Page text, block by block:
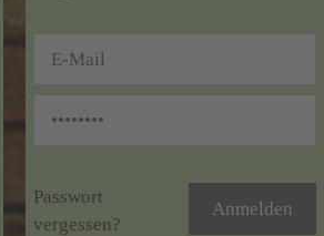
Passwort
vergessen?